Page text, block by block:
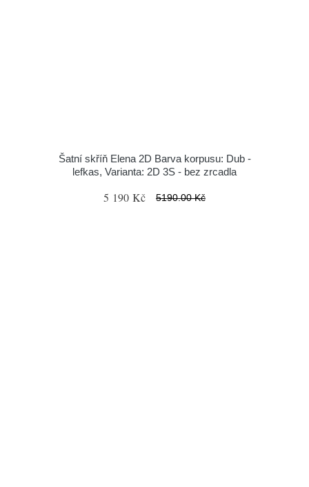
Šatní skříň Elena 2D Barva korpusu: Dub -
lefkas, Varianta: 2D 3S - bez zrcadla
5 190 Kč 5190.00 Kč